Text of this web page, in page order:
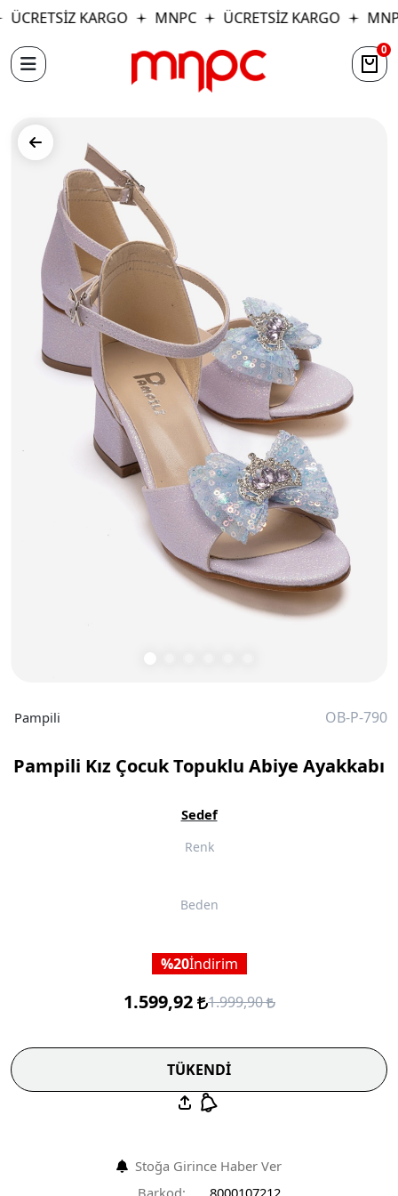
ÜCRETSİZ KARGO MNPC ÜCRETSİZ KARGO
0
Pampili OB-P-790
Pampili Kız Çocuk Topuklu Abiye Ayakkabı
Sedef
Renk
Beden
20İndirim
1.599,92 1.999,90
TÜKENDİ
Stoğa Girince Haber Ver